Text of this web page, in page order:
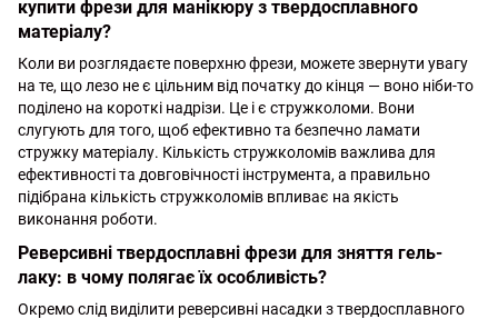
купити фрези для манікюру з твердосплавного
матеріалу?
Коли ви розглядаєте поверхню фрези, можете звернути увагу
на те, що лезо не є цільним від початку до кінця — воно ніби-то
поділено на короткі надрізи. Це і є стружколоми. Вони
слугують для того, щоб ефективно та безпечно ламати
стружку матеріалу. Кількість стружколомів важлива для
ефективності та довговічності інструмента, а правильно
підібрана кількість стружколомів впливає на якість
виконання роботи.
Реверсивні твердосплавні фрези для зняття гель-
лаку: в чому полягає їх особливість?
Окремо слід виділити реверсивні насадки з твердосплавного